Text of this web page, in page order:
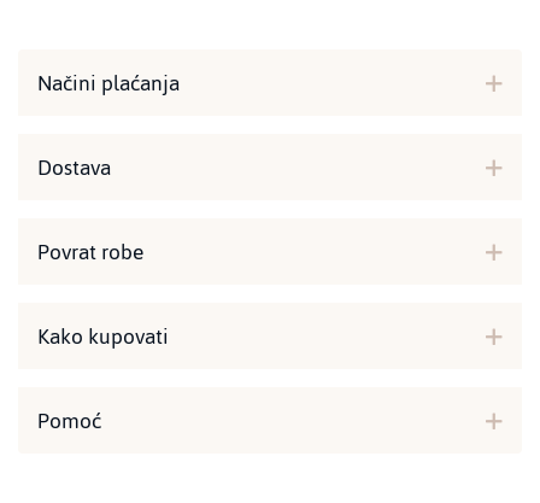
Načini plaćanja
Dostava
Povrat robe
Kako kupovati
Pomoć